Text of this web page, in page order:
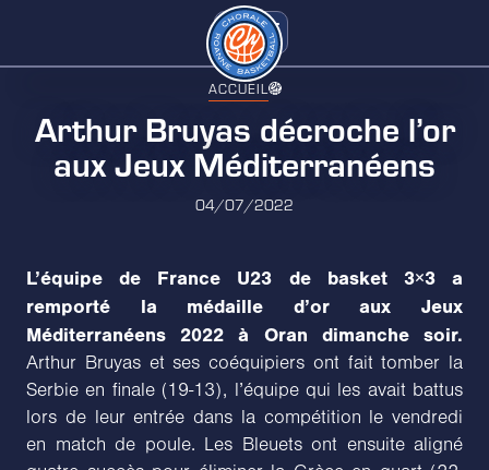
ACCUEIL
Arthur Bruyas décroche l’or
aux Jeux Méditerranéens
04/07/2022
L’équipe de France U23 de basket 3×3 a
remporté la médaille d’or aux Jeux
Méditerranéens 2022 à Oran dimanche soir.
Arthur Bruyas et ses coéquipiers ont fait tomber la
Serbie en finale (19-13), l’équipe qui les avait battus
lors de leur entrée dans la compétition le vendredi
en match de poule. Les Bleuets ont ensuite aligné